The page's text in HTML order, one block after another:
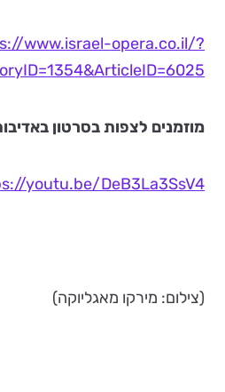
www.israel-opera.co.il/?
מוזמנים לצפות בסרטון
youtu.be/DeB3La3SsV4
(צילום: מירקו מאגליוקה)